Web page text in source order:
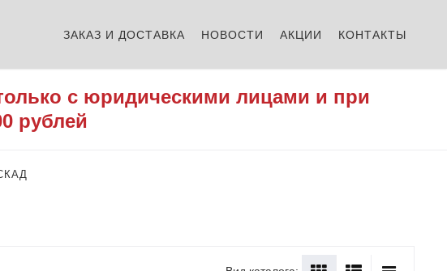
ЗАКАЗ И ДОСТАВКА НОВОСТИ АКЦИИ КОНТАКТЫ
с юридическими лицами и при
рублей